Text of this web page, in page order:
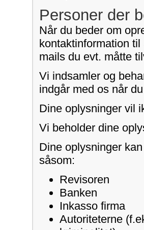
Personer der
Når du beder om
kontaktinformation
mails du evt. måtte
Vi indsamler og
indgår med os når
Dine oplysninger vil
Vi beholder dine
Dine oplysninger
såsom:
Revisoren
Banken
Inkasso firma
Autoriteterne